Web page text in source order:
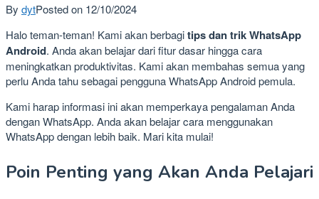
By dytPosted on 12/10/2024
Halo teman-teman! Kami akan berbagitips dan trik WhatsApp
Android. Anda akan belajar dari fitur dasar hingga cara
meningkatkan produktivitas. Kami akan membahas semua yang
perlu Anda tahu sebagai pengguna WhatsApp Android pemula.
Kami harap informasi ini akan memperkaya pengalaman Anda
dengan WhatsApp. Anda akan belajar cara menggunakan
WhatsApp dengan lebih baik. Mari kita mulai!
Poin Penting yang Akan Anda Pelajari